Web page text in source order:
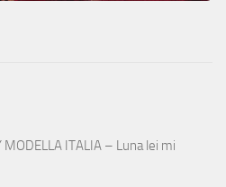
MODELLA ITALIA – Luna lei mi